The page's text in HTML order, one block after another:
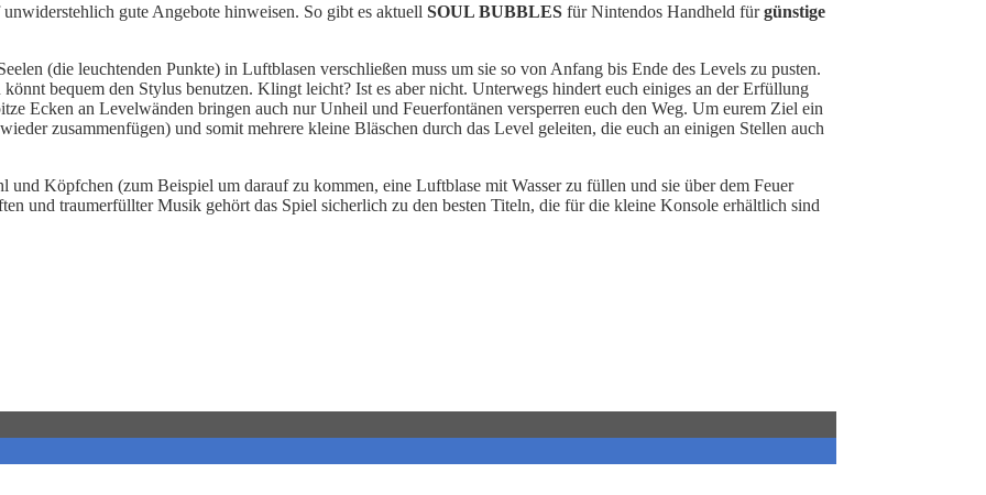
gute Angebote hinweisen. So gibt es aktuell SOUL BUBBLES für Nintendos Handheld fürgünstige
(die leuchtenden Punkte) in Luftblasen verschließen muss um sie so von Anfang bis Ende des Levels zu pusten.
bequem den Stylus benutzen. Klingt leicht? Ist es aber nicht. Unterwegs hindert euch einiges an der Erfüllung
Ecken an Levelwänden bringen auch nur Unheil und Feuerfontänen versperren euch den Weg. Um eurem Ziel ein
zusammenfügen) und somit mehrere kleine Bläschen durch das Level geleiten, die euch an einigen Stellen auch
und Köpfchen (zum Beispiel um darauf zu kommen, eine Luftblase mit Wasser zu füllen und sie über dem Feuer
und traumerfüllter Musik gehört das Spiel sicherlich zu den besten Titeln, die für die kleine Konsole erhältlich sind